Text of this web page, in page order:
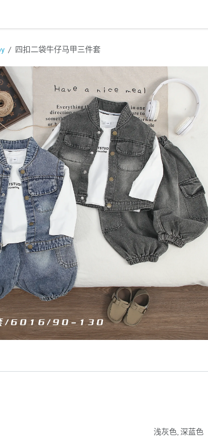
四扣二袋牛仔马甲三件套
浅灰色, 深蓝色